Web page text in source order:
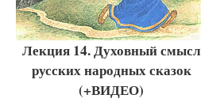
Лекция 14. Духовный смысл
русских народных сказок
(+ВИДЕО)